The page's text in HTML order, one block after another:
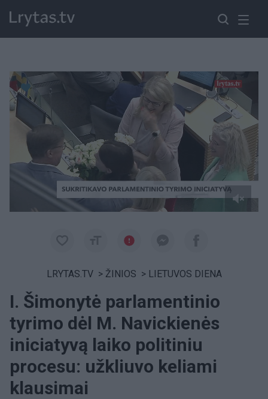
Paremkite Ukrainą
LRYTAS.TV > ŽINIOS > LIETUVOS DIENA
I. Šimonytė parlamentinio
tyrimo dėl M. Navickienės
iniciatyvą laiko politiniu
procesu: užkliuvo keliami
klausimai